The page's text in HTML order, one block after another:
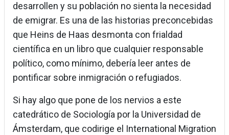
desarrollen y su población no sienta la necesidad
de emigrar. Es una de las historias preconcebidas
que Heins de Haas desmonta con frialdad
científica en un libro que cualquier responsable
político, como mínimo, debería leer antes de
pontificar sobre inmigración o refugiados.
Si hay algo que pone de los nervios a este
catedrático de Sociología por la Universidad de
Ámsterdam, que codirige el International Migration